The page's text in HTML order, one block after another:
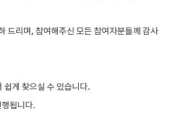
드리며, 참여해주신 모든 참여자분들께 감사
쉽게 찾으실 수 있습니다.
행됩니다.